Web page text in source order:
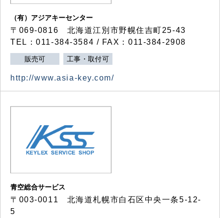
（有）アジアキーセンター
〒069-0816 北海道江別市野幌住吉町25-43
TEL：011-384-3584 / FAX：011-384-2908
販売可 工事・取付可
http://www.asia-key.com/
青空総合サービス
〒003-0011 北海道札幌市白石区中央一条5-12-
5